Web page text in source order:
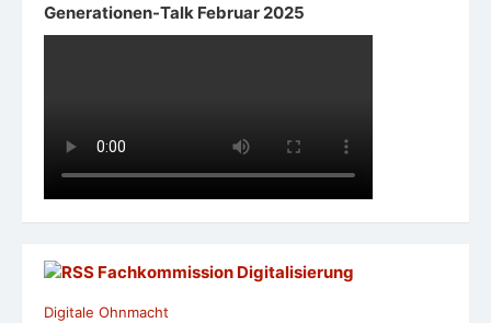
Generationen-Talk Februar 2025
Fachkommission Digitalisierung
Digitale Ohnmacht